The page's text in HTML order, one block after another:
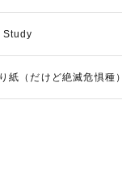
（だけど絶滅危惧種）